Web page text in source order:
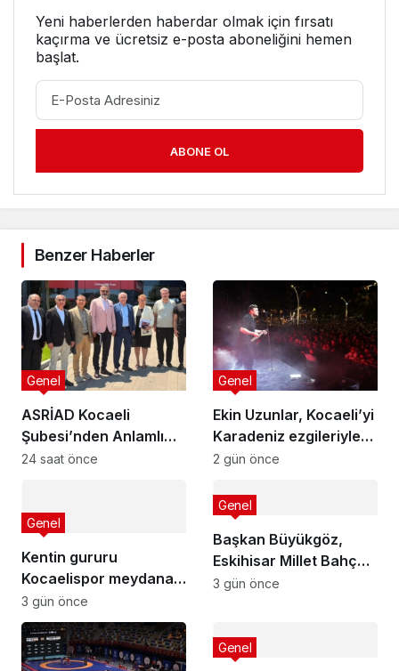
Yeni haberlerden haberdar olmak için fırsatı
kaçırma ve ücretsiz e-posta aboneliğini hemen
başlat.
ABONE OL
Benzer Haberler
ASRİAD Kocaeli
Şubesi’nden Anlamlı
Sosyal Sorumluluk
Genel
24 saat önce
Ekin Uzunlar, Kocaeli’yi
Karadeniz ezgileriyle
coşturdu
Genel
2 gün önce
Kentin gururu
Kocaelispor meydana
iniyor
Genel
3 gün önce
Başkan Büyükgöz,
Eskihisar Millet Bahçesi
ve Botanik Parkı’nda
Genel
3 gün önce
Genel